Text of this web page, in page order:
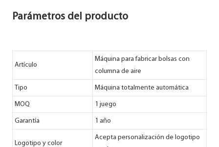
Parámetros del producto
Artículo
Máquina para fabricar bolsas con
columna de aire
Tipo Máquina totalmente automática
MOQ 1 juego
Garantía 1 año
Logotipo y color
Acepta personalización de logotipo